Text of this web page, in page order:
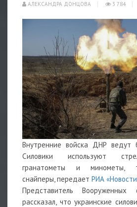
АЛЕКСАНДРА ДОНЦОВА
3 784
Внутренние войска ДНР ведут
Силовики используют
гранатометы и минометы,
снайперы, передает РИА
Представитель
рассказал, что украинские